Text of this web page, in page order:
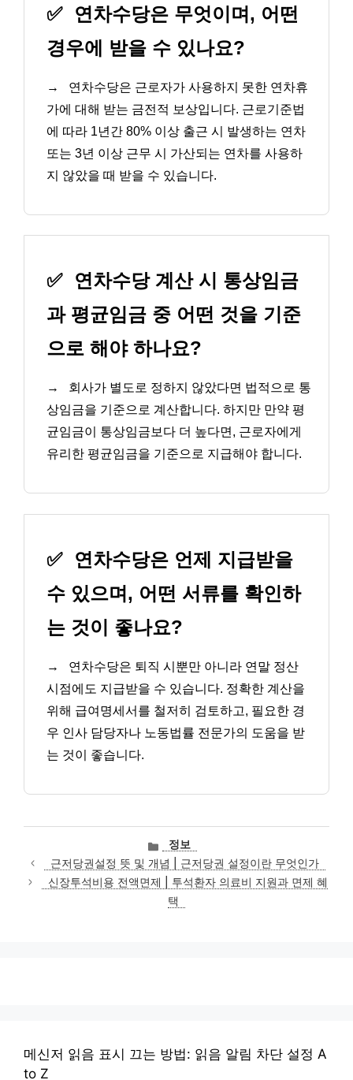
✅
연차수당은 무엇이며, 어떤
경우에 받을 수 있나요?
→
연차수당은 근로자가 사용하지 못한 연차휴
가에 대해 받는 금전적 보상입니다. 근로기준법
에 따라 1년간 80% 이상 출근 시 발생하는 연차
또는 3년 이상 근무 시 가산되는 연차를 사용하
지 않았을 때 받을 수 있습니다.
✅
연차수당 계산 시 통상임금
과 평균임금 중 어떤 것을 기준
으로 해야 하나요?
→
회사가 별도로 정하지 않았다면 법적으로 통
상임금을 기준으로 계산합니다. 하지만 만약 평
균임금이 통상임금보다 더 높다면, 근로자에게
유리한 평균임금을 기준으로 지급해야 합니다.
✅
연차수당은 언제 지급받을
수 있으며, 어떤 서류를 확인하
는 것이 좋나요?
→
연차수당은 퇴직 시뿐만 아니라 연말 정산
시점에도 지급받을 수 있습니다. 정확한 계산을
위해 급여명세서를 철저히 검토하고, 필요한 경
우 인사 담당자나 노동법률 전문가의 도움을 받
는 것이 좋습니다.
카
테
고
리
정보
근저당권설정 뜻 및 개념 | 근저당권 설정이란 무엇인가
신장투석비용 전액면제 | 투석환자 의료비 지원과 면제 혜
택
메신저 읽음 표시 끄는 방법: 읽음 알림 차단 설정 A
to Z